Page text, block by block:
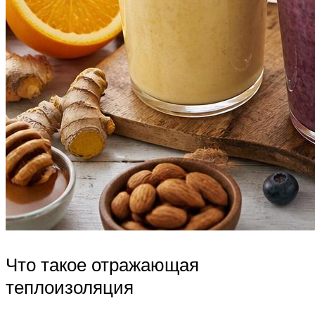
Что такое отражающая
теплоизоляция